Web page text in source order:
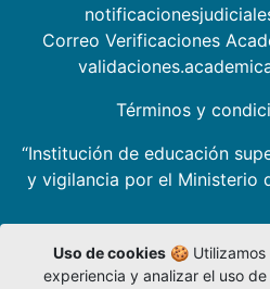
Correo Verificaciones
Términos y
“Institución de educación
y vigilancia por el Ministerio
Uso de cookies🍪 Utilizamos
experiencia y analizar el uso